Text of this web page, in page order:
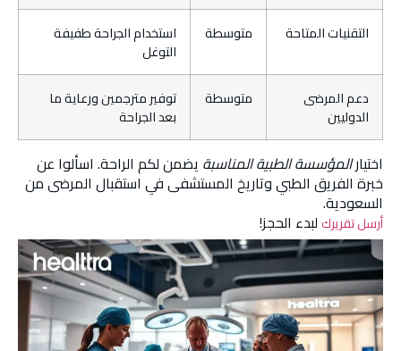
التقنيات المتاحة
متوسطة استخدام الجراحة طفيفة
التوغل
دعم المرضى
الدوليين
متوسطة توفير مترجمين ورعاية ما
بعد الجراحة
اختيارالمؤسسة الطبية المناسبة يضمن لكم الراحة. اسألوا عن
خبرة الفريق الطبي وتاريخ المستشفى في استقبال المرضى من
السعودية.
أرسل تقريركلبدء الحجز!